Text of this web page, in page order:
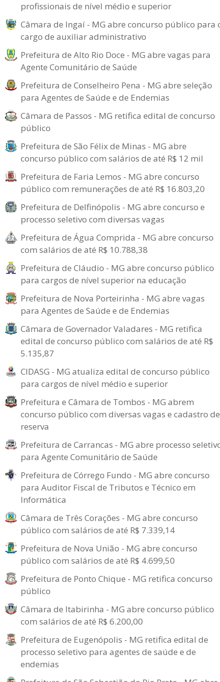
profissionais de nível médio e superior
Câmara de Ingaí - MG abre concurso público para
cargo de auxiliar administrativo
Prefeitura de Alto Rio Doce - MG abre vagas para
Agente Comunitário de Saúde
Prefeitura de Conselheiro Pena - MG abre seleção
para Agentes de Saúde e de Endemias
Câmara de Passos - MG retifica edital de concurso
público
Prefeitura de São Félix de Minas - MG abre
concurso público com salários de até R$ 12 mil
Prefeitura de Faria Lemos - MG abre concurso
público com remunerações de até R$ 16.803,20
Prefeitura de Delfinópolis - MG abre concurso e
processo seletivo com diversas vagas
Prefeitura de Água Comprida - MG abre concurso
com salários de até R$ 10.788,38
Prefeitura de Cláudio - MG abre concurso público
para cargos de nível superior na educação
Prefeitura de Nova Porteirinha - MG abre vagas
para Agentes de Saúde e de Endemias
Câmara de Governador Valadares - MG retifica
edital de concurso público com salários de até R$
5.135,87
CIDASG - MG atualiza edital de concurso público
para cargos de nível médio e superior
Prefeitura e Câmara de Tombos - MG abrem
concurso público com diversas vagas e cadastro de
reserva
Prefeitura de Carrancas - MG abre processo
para Agente Comunitário de Saúde
Prefeitura de Córrego Fundo - MG abre concurso
para Auditor Fiscal de Tributos e Técnico em
Informática
Câmara de Três Corações - MG abre concurso
público com salários de até R$ 7.339,14
Prefeitura de Nova União - MG abre concurso
público com salários de até R$ 4.699,50
Prefeitura de Ponto Chique - MG retifica concurso
público
Câmara de Itabirinha - MG abre concurso público
com salários de até R$ 6.200,00
Prefeitura de Eugenópolis - MG retifica edital de
processo seletivo para agentes de saúde e de
endemias